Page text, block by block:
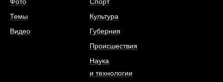
Фото
Темы
Видео
Спорт
Культура
Губерния
Происшествия
Наука
и технологии